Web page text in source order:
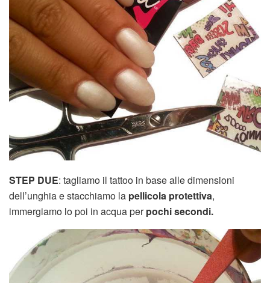
STEP DUE: tagliamo il tattoo in base alle dimensioni
dell’unghia e stacchiamo la pellicola protettiva,
immergiamo lo poi in acqua perpochi secondi.